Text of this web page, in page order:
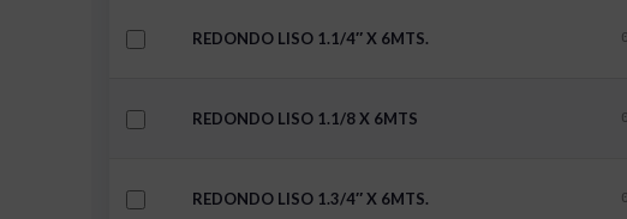
REDONDO LISO 1.1/4″ X 6MTS.
REDONDO LISO 1.1/8 X 6MTS
REDONDO LISO 1.3/4″ X 6MTS.